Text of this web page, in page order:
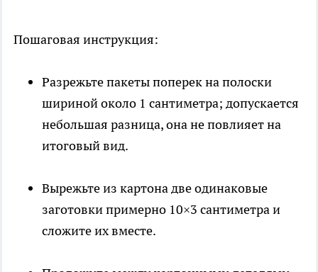
Пошаговая инструкция:
Разрежьте пакеты поперек на полоски
шириной около 1 сантиметра; допускается
небольшая разница, она не повлияет на
итоговый вид.
Вырежьте из картона две одинаковые
заготовки примерно 10×3 сантиметра и
сложите их вместе.